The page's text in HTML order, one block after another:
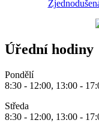
Úřední hodiny
Pondělí
8:30 - 12:00, 13:00 -
Středa
8:30 - 12:00, 13:00 -